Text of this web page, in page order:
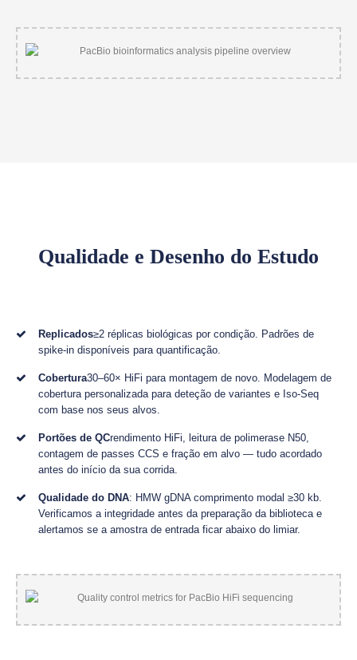
Qualidade e Desenho do Estudo
Replicados≥2 réplicas biológicas por condição. Padrões de
spike-in disponíveis para quantificação.
Cobertura30–60× HiFi para montagem de novo. Modelagem de
cobertura personalizada para deteção de variantes e Iso-Seq
com base nos seus alvos.
Portões de QCrendimento HiFi, leitura de polimerase N50,
contagem de passes CCS e fração em alvo — tudo acordado
antes do início da sua corrida.
Qualidade do DNA: HMW gDNA comprimento modal ≥30 kb.
Verificamos a integridade antes da preparação da biblioteca e
alertamos se a amostra de entrada ficar abaixo do limiar.